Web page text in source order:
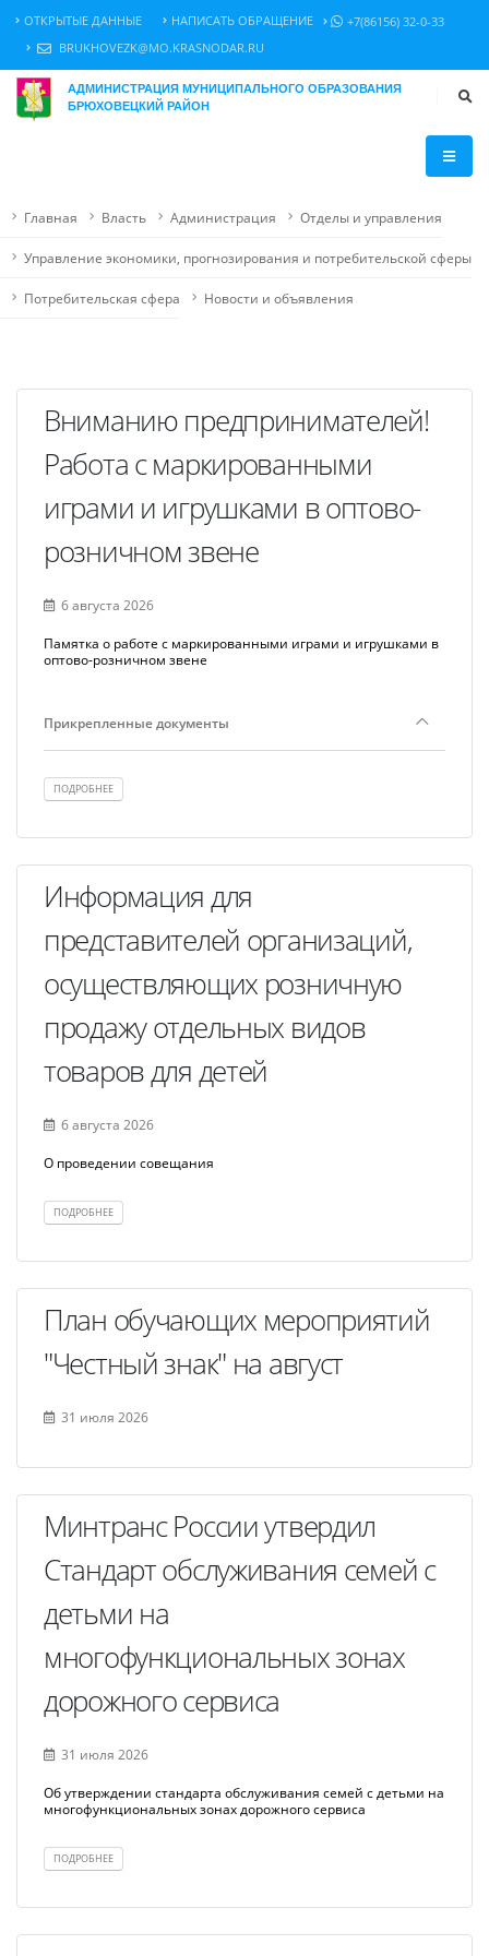
ОТКРЫТЫЕ ДАННЫЕ НАПИСАТЬ ОБРАЩЕНИЕ
+7(86156) 32-0-33
BRUKHOVEZK@MO.KRASNODAR.RU
АДМИНИСТРАЦИЯ МУНИЦИПАЛЬНОГО ОБРАЗОВАНИЯ
БРЮХОВЕЦКИЙ РАЙОН
Главная Власть Администрация Отделы и управления
Управление экономики, прогнозирования и потребительской сферы
Потребительская сфера Новости и объявления
Вниманию предпринимателей!
Работа с маркированными
играми и игрушками в оптово-
розничном звене
6 августа 2026
Памятка о работе с маркированными играми и игрушками в
оптово-розничном звене
Прикрепленные документы
ПОДРОБНЕЕ
Информация для
представителей организаций,
осуществляющих розничную
продажу отдельных видов
товаров для детей
6 августа 2026
О проведении совещания
ПОДРОБНЕЕ
План обучающих мероприятий
"Честный знак" на август
31 июля 2026
Минтранс России утвердил
Стандарт обслуживания семей с
детьми на
многофункциональных зонах
дорожного сервиса
31 июля 2026
Об утверждении стандарта обслуживания семей с детьми на
многофункциональных зонах дорожного сервиса
ПОДРОБНЕЕ